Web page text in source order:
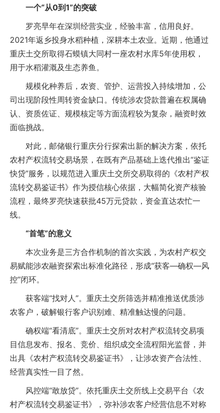
一个“从0到1”的突破
罗亮早年在深圳经营实业，经验丰富，信用良好。
2021年返乡投身水稻种植，深耕本土农业。近期，他通过
重庆土交所取得石蟆镇大同村一座农村水库5年使用权，
用于水稻灌溉及生态养鱼。
规模化种养后，农资、管护、运营投入持续增加，公
司出现阶段性周转资金缺口。传统涉农贷款普遍在权属确
认、资质佐证、规模核定等方面流程较为复杂，融资时效
面临挑战。
对此，邮储银行重庆分行探索出新的解决方案，依托
农村产权流转交易场景，在既有产品基础上迭代推出“鉴证
快贷”服务，以规范进入重庆土交所交易取得的《农村产权
流转交易鉴证书》作为授信核心依据，大幅简化资产核验
流程，最终罗亮快速获批45万元贷款，资金直达农忙一
线。
“首笔”的意义
本次业务是三方合作机制的首次实践，为农村产权交
易赋能涉农融资探索出标准化路径，形成“获客—确权—风
控”闭环。
获客端“找对人”。重庆土交所筛选并精准推送优质涉
农客户，破解银行客户识别难、精准触达慢的问题。
确权端“看清底”。重庆土交所对农村产权流转交易项
目信息发布、报名、竞价、组织成交全流程阳光监督，并
出具《农村产权流转交易鉴证书》，让涉农资产合法性、
经营真实性一目了然。
风控端“敢放贷”。依托重庆土交所线上交易平台《农
村产权流转交易鉴证书》，弥补涉农客户经营信息不对称